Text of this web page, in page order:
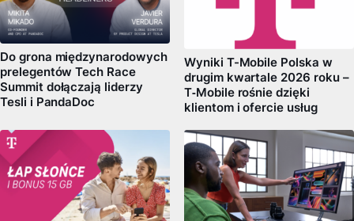
Do grona międzynarodowych
prelegentów Tech Race
Summit dołączają liderzy
Tesli i PandaDoc
Wyniki T-Mobile Polska w
drugim kwartale 2026 roku –
T‑Mobile rośnie dzięki
klientom i ofercie usług